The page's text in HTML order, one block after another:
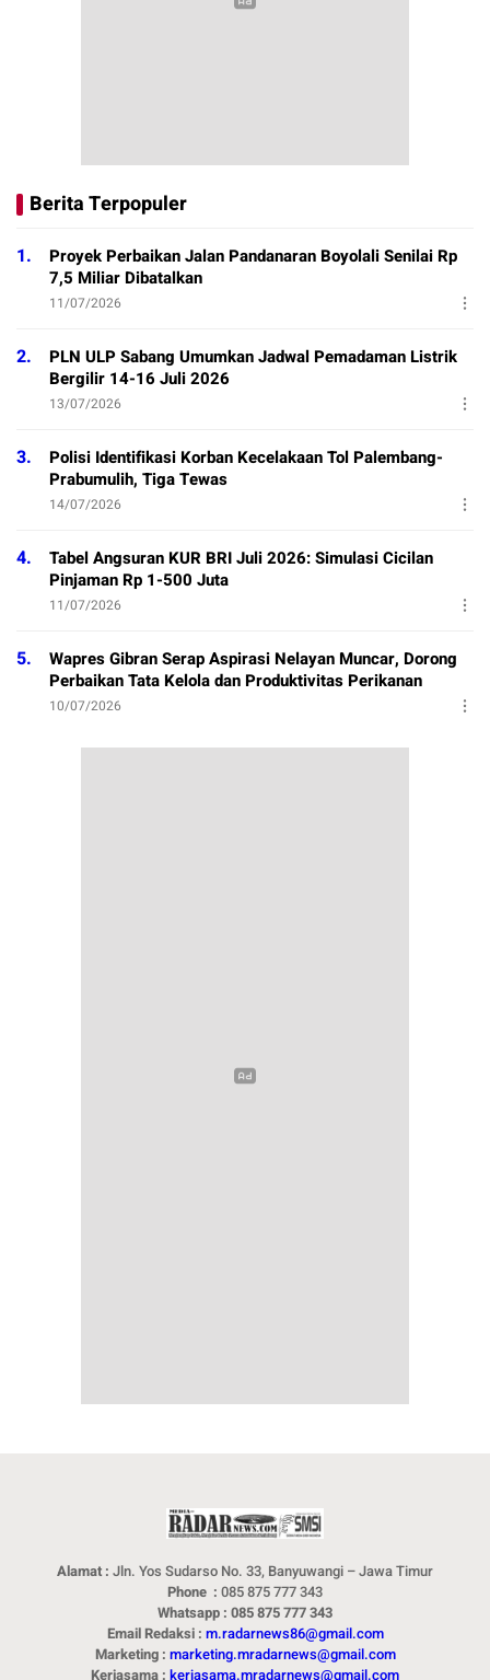
Berita Terpopuler
1.
Proyek Perbaikan Jalan Pandanaran Boyolali Senilai Rp
7,5 Miliar Dibatalkan
11/07/2026
2.
PLN ULP Sabang Umumkan Jadwal Pemadaman Listrik
Bergilir 14-16 Juli 2026
13/07/2026
3.
Polisi Identifikasi Korban Kecelakaan Tol Palembang-
Prabumulih, Tiga Tewas
14/07/2026
4.
Tabel Angsuran KUR BRI Juli 2026: Simulasi Cicilan
Pinjaman Rp 1-500 Juta
11/07/2026
5.
Wapres Gibran Serap Aspirasi Nelayan Muncar, Dorong
Perbaikan Tata Kelola dan Produktivitas Perikanan
10/07/2026
Alamat : Jln. Yos Sudarso No. 33, Banyuwangi – Jawa Timur
Phone : 085 875 777 343
Whatsapp : 085 875 777 343
Email Redaksi : m.radarnews86@gmail.com
Marketing : marketing.mradarnews@gmail.com
Kerjasama : kerjasama.mradarnews@gmail.com